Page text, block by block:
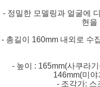
- 정밀한 모델링과 얼굴에
현을
- 총길이 160mm 내외로 수
- 높이 : 165mm(사쿠라
146mm(미
- 조각가: 스